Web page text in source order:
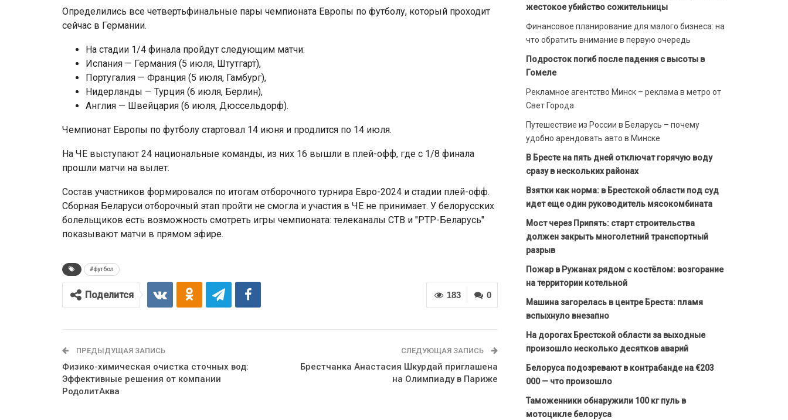
Определились все четвертьфинальные пары чемпионата Европы по футболу, который проходит
сейчас в Германии.
На стадии 1/4 финала пройдут следующим матчи:
Испания — Германия (5 июля, Штутгарт),
Португалия — Франция (5 июля, Гамбург),
Нидерланды — Турция (6 июля, Берлин),
Англия — Швейцария (6 июля, Дюссельдорф).
Чемпионат Европы по футболу стартовал 14 июня и продлится по 14 июля.
На ЧЕ выступают 24 национальные команды, из них 16 вышли в плей-офф, где с 1/8 финала
прошли матчи на вылет.
Состав участников формировался по итогам отборочного турнира Евро-2024 и стадии плей-офф.
Сборная Беларуси отборочный этап пройти не смогла и участия в ЧЕ не принимает. У белорусских
болельщиков есть возможность смотреть игры чемпионата: телеканалы СТВ и "РТР-Беларусь"
показывают матчи в прямом эфире.
#футбол
0
183
Поделится
ПРЕДЫДУЩАЯ ЗАПИСЬ
Физико-химическая очистка сточных вод:
Эффективные решения от компании
РодолитАква
СЛЕДУЮЩАЯ ЗАПИСЬ
Брестчанка Анастасия Шкурдай приглашена
на Олимпиаду в Париже
жестокое убийство сожительницы
Финансовое планирование для малого бизнеса: на
что обратить внимание в первую очередь
Подросток погиб после падения с высоты в
Гомеле
Рекламное агентство Минск – реклама в метро от
Свет Города
Путешествие из России в Беларусь – почему
удобно арендовать авто в Минске
В Бресте на пять дней отключат горячую воду
сразу в нескольких районах
Взятки как норма: в Брестской области под суд
идет еще один руководитель мясокомбината
Мост через Припять: старт строительства
должен закрыть многолетний транспортный
разрыв
Пожар в Ружанах рядом с костёлом: возгорание
на территории котельной
Машина загорелась в центре Бреста: пламя
вспыхнуло внезапно
На дорогах Брестской области за выходные
произошло несколько десятков аварий
Белоруса подозревают в контрабанде на €203
000 — что произошло
Таможенники обнаружили 100 кг пуль в
мотоцикле белоруса